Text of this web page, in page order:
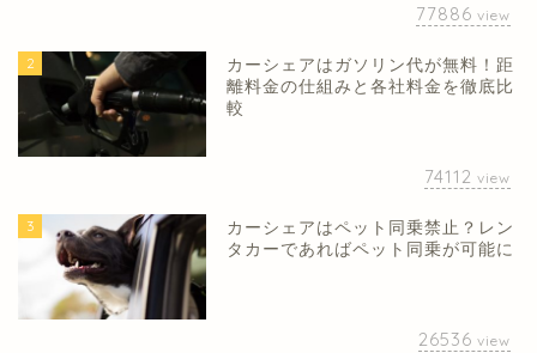
77886 view
2
カーシェアはガソリン代が無料！距
離料金の仕組みと各社料金を徹底比
較
74112 view
3
カーシェアはペット同乗禁止？レン
タカーであればペット同乗が可能に
26536 view